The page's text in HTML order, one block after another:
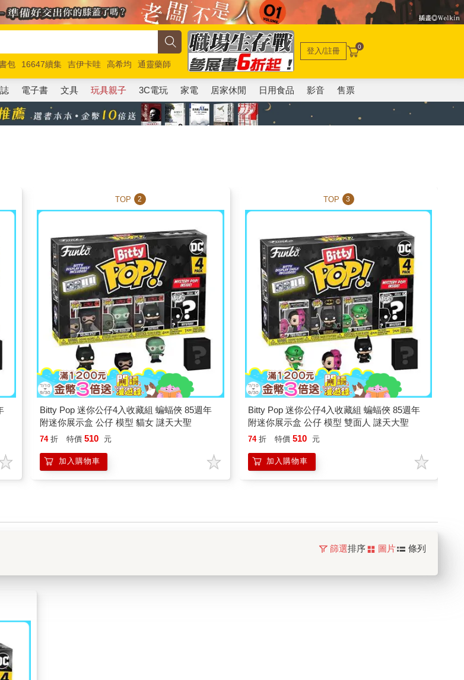
包 16647續集 吉伊卡哇 高希均
通靈藥師
玩具總動員5 超慢跑
登入/註冊 0
電子書 文具 玩具親子 3C電玩 家電 居家休閒 日用食品 影音 售票
TOP 2
Bitty Pop 迷你公仔4入收藏組 蝙蝠俠 85週年
附迷你展示盒 公仔 模型 貓女 謎天大聖
74 折 特價 510 元
加入購物車
TOP 3
Bitty Pop 迷你公仔4入收藏組 蝙蝠俠 85週年
附迷你展示盒 公仔 模型 雙面人 謎天大聖
74 折 特價 510 元
加入購物車
篩選排序 圖片 條列